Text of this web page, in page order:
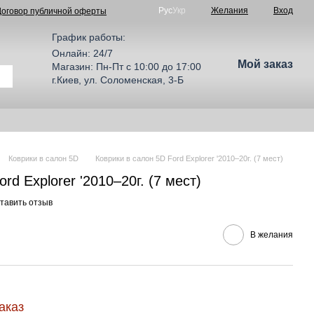
публичной оферты РусУкр Желания Вход
График работы:
Онлайн: 24/7
Магазин: Пн-Пт с 10:00 до 17:00
г.Киев, ул. Соломенская, 3-Б
Мой заказ
Коврики в салон 5D Коврики в салон 5D Ford Explorer '2010–20г. (7 мест)
Explorer '2010–20г. (7 мест)
отзыв
В желания